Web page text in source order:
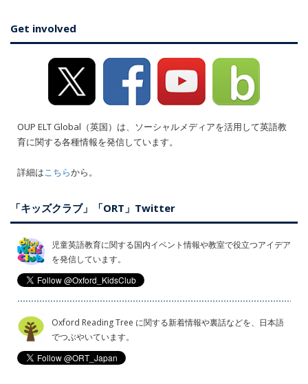
Get involved
OUP ELT Global（英国）は、ソーシャルメディアを活用して英語教
育に関する各種情報を発信しています。
詳細はこちらから。
「キッズクラブ」「ORT」Twitter
児童英語教育に関する国内イベント情報や教室で役立つアイデア
を発信しています。
Oxford Reading Tree に関する新着情報や裏話などを、日本語
でつぶやいています。